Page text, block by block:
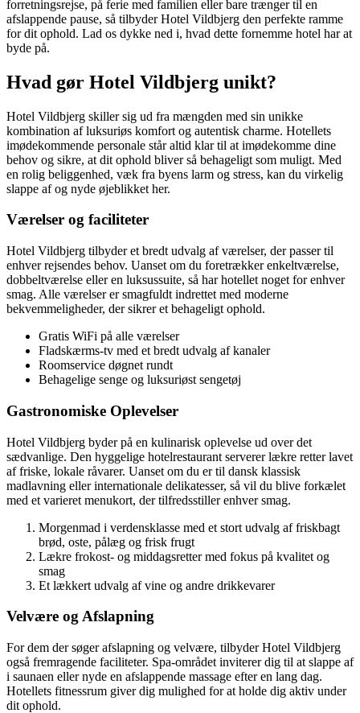
forretningsrejse, på ferie med familien eller bare trænger til en
afslappende pause, så tilbyder Hotel Vildbjerg den perfekte ramme
for dit ophold. Lad os dykke ned i, hvad dette fornemme hotel har at
byde på.
Hvad gør Hotel Vildbjerg unikt?
Hotel Vildbjerg skiller sig ud fra mængden med sin unikke
kombination af luksuriøs komfort og autentisk charme. Hotellets
imødekommende personale står altid klar til at imødekomme dine
behov og sikre, at dit ophold bliver så behageligt som muligt. Med
en rolig beliggenhed, væk fra byens larm og stress, kan du virkelig
slappe af og nyde øjeblikket her.
Værelser og faciliteter
Hotel Vildbjerg tilbyder et bredt udvalg af værelser, der passer til
enhver rejsendes behov. Uanset om du foretrækker enkeltværelse,
dobbeltværelse eller en luksussuite, så har hotellet noget for enhver
smag. Alle værelser er smagfuldt indrettet med moderne
bekvemmeligheder, der sikrer et behageligt ophold.
Gratis WiFi på alle værelser
Fladskærms-tv med et bredt udvalg af kanaler
Roomservice døgnet rundt
Behagelige senge og luksuriøst sengetøj
Gastronomiske Oplevelser
Hotel Vildbjerg byder på en kulinarisk oplevelse ud over det
sædvanlige. Den hyggelige hotelrestaurant serverer lækre retter lavet
af friske, lokale råvarer. Uanset om du er til dansk klassisk
madlavning eller internationale delikatesser, så vil du blive forkælet
med et varieret menukort, der tilfredsstiller enhver smag.
Morgenmad i verdensklasse med et stort udvalg af friskbagt
brød, oste, pålæg og frisk frugt
Lækre frokost- og middagsretter med fokus på kvalitet og
smag
Et lækkert udvalg af vine og andre drikkevarer
Velvære og Afslapning
For dem der søger afslapning og velvære, tilbyder Hotel Vildbjerg
også fremragende faciliteter. Spa-området inviterer dig til at slappe af
i saunaen eller nyde en afslappende massage efter en lang dag.
Hotellets fitnessrum giver dig mulighed for at holde dig aktiv under
dit ophold.